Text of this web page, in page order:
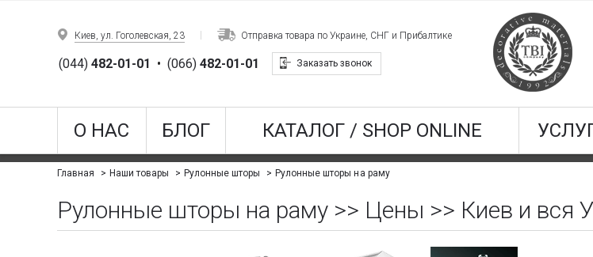
Киев, ул. Гоголевская, 23 Отправка товара по Украине, СНГ и Прибалтике
(044)482-01-01 • (066)482-01-01 Заказать звонок
О НАС БЛОГ КАТАЛОГ / SHOP ONLINE
Главная Наши товары Рулонные шторы Рулонные шторы на раму
Рулонные шторы на раму >> Цены >> Киев и вся